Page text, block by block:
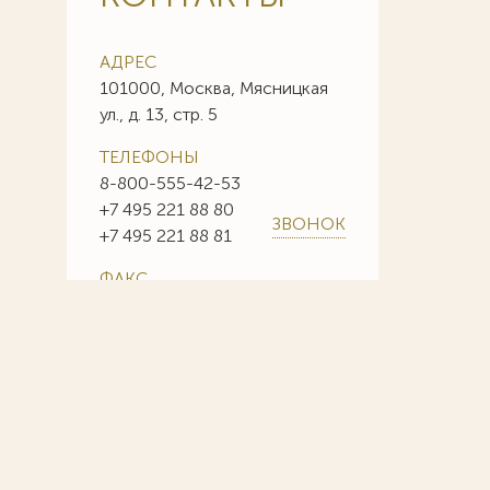
АДРЕС
101000, Москва, Мясницкая
ул., д. 13, стр. 5
ТЕЛЕФОНЫ
8-800-555-42-53
+7 495 221 88 80
+7 495 221 88 81
ЗВОНОК
ФАКС